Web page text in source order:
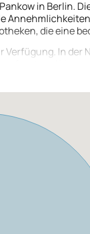
in Berlin.
die eine
In der